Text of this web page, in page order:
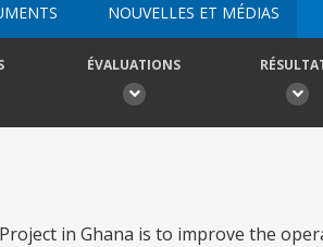
NOUVELLES ET MÉDIAS
ÉVALUATIONS
in Ghana is to improve the